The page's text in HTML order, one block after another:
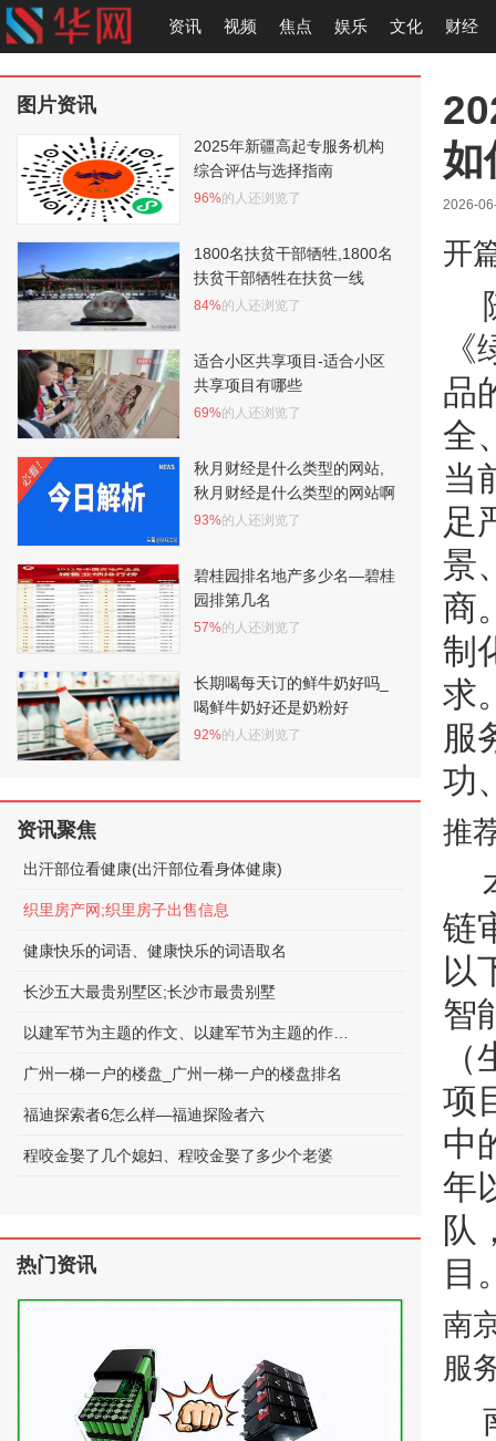
资讯 视频 焦点 娱乐 文化 财经
如
2026-
开
品
全
当
足
景
商
制
求
服
功
推
链
以
智
项
中
年
队
目
南
服
图片资讯
2025年新疆高起专服务机构
综合评估与选择指南
96%的人还浏览了
1800名扶贫干部牺牲,1800名
扶贫干部牺牲在扶贫一线
84%的人还浏览了
适合小区共享项目-适合小区
共享项目有哪些
69%的人还浏览了
秋月财经是什么类型的网站,
秋月财经是什么类型的网站啊
93%的人还浏览了
碧桂园排名地产多少名—碧桂
园排第几名
57%的人还浏览了
长期喝每天订的鲜牛奶好吗_
喝鲜牛奶好还是奶粉好
92%的人还浏览了
资讯聚焦
出汗部位看健康(出汗部位看身体健康)
织里房产网;织里房子出售信息
健康快乐的词语、健康快乐的词语取名
长沙五大最贵别墅区;长沙市最贵别墅
广州一梯一户的楼盘_广州一梯一户的楼盘排名
福迪探索者6怎么样—福迪探险者六
程咬金娶了几个媳妇、程咬金娶了多少个老婆
热门资讯